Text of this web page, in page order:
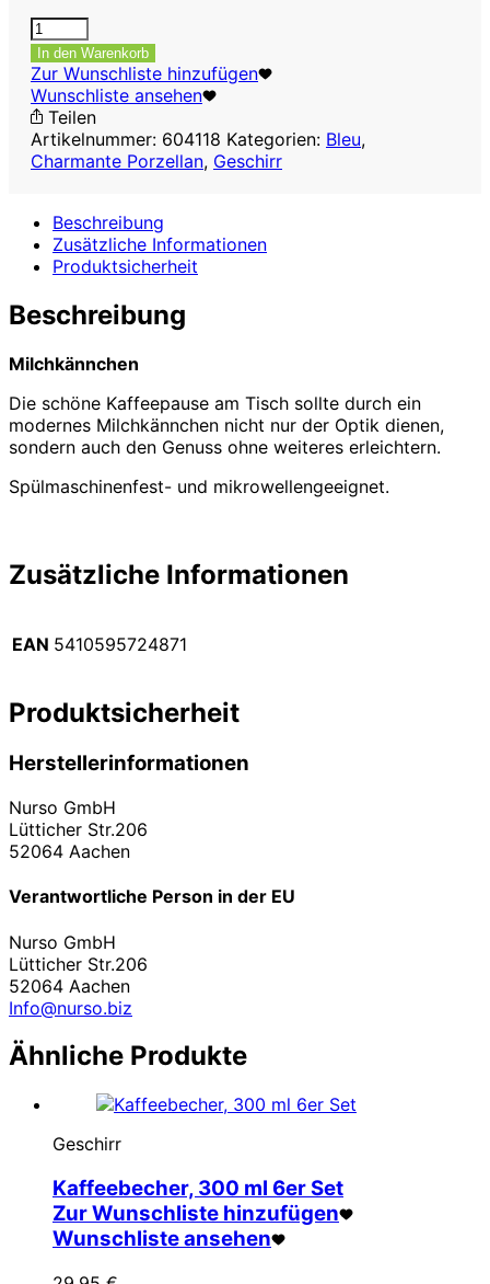
Milchkännchen,
50ml,
1Stück
Menge
In den Warenkorb
Zur Wunschliste hinzufügen
Wunschliste ansehen
Teilen
Artikelnummer: 604118 Kategorien: Bleu,
Charmante Porzellan, Geschirr
Beschreibung
Zusätzliche Informationen
Produktsicherheit
Beschreibung
Milchkännchen
Die schöne Kaffeepause am Tisch sollte durch ein
modernes Milchkännchen nicht nur der Optik dienen,
sondern auch den Genuss ohne weiteres erleichtern.
Spülmaschinenfest- und mikrowellengeeignet.
Zusätzliche Informationen
EAN 5410595724871
Produktsicherheit
Herstellerinformationen
Nurso GmbH
Lütticher Str.206
52064 Aachen
Verantwortliche Person in der EU
Nurso GmbH
Lütticher Str.206
52064 Aachen
Info@nurso.biz
Ähnliche Produkte
Geschirr
Kaffeebecher, 300 ml 6er Set
Zur Wunschliste hinzufügen
Wunschliste ansehen